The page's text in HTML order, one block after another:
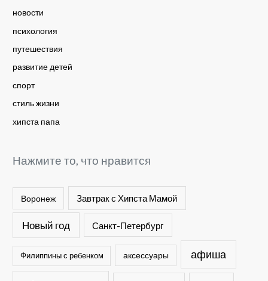
новости
психология
путешествия
развитие детей
спорт
стиль жизни
хипста папа
Нажмите то, что нравится
Воронеж Завтрак с Хипста Мамой
Новый год Санкт-Петербург
Филиппины с ребенком аксессуары афиша